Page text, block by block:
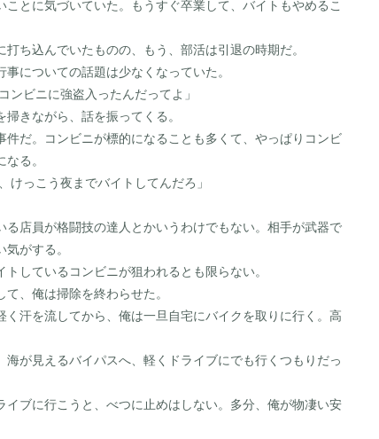
とに気づいていた。もうすぐ卒業して、バイトもやめるこ
ち込んでいたものの、もう、部活は引退の時期だ。
についての話題は少なくなっていた。
ンビニに強盗入ったんだってよ」
きながら、話を振ってくる。
だ。コンビニが標的になることも多くて、やっぱりコンビ
る。
けっこう夜までバイトしてんだろ」
店員が格闘技の達人とかいうわけでもない。相手が武器で
がする。
しているコンビニが狙われるとも限らない。
、俺は掃除を終わらせた。
汗を流してから、俺は一旦自宅にバイクを取りに行く。高
が見えるバイパスへ、軽くドライブにでも行くつもりだっ
ブに行こうと、べつに止めはしない。多分、俺が物凄い安